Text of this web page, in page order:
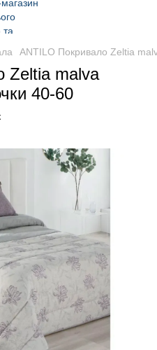
ANTILO Покривало Zeltia
Zeltia malva
40-60